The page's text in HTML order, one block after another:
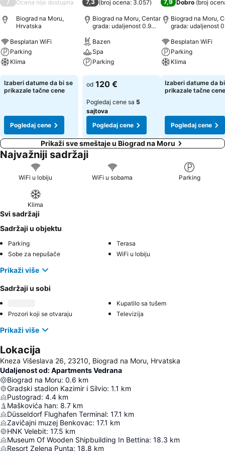
/ Ocena nije dostupna
Biograd na Moru,
Hrvatska
Besplatan WiFi
Parking
Klima
Pogledaj cene
Izaberi datume da bi se
prikazale tačne cene
Pogledaj cene
7,3 (broj ocena: 3.057)
Biograd na Moru, Centar
grada: udaljenost 0.9
Bazen
Spa
Parking
Pogledaj cene
od 120 €
Pogledaj cene sa 5
sajtova
Pogledaj cene
7,9 Dobro (broj
Biograd na Moru,
grada: udaljenost
Besplatan WiFi
Parking
Klima
Pogledaj cene
Izaberi datume da
prikazale tačne cene
Pogledaj cene
Prikaži sve smeštaje u Biograd na Moru
Najvažniji sadržaji
WiFi u lobiju WiFi u sobama Parking
Klima
Svi sadržaji
Sadržaji u objektu
Parking
Terasa
Sobe za nepušače
WiFi u lobiju
Prikaži više
Sadržaji u sobi
Kupatilo sa tušem
Prozori koji se otvaraju
Televizija
Prikaži više
Lokacija
Kneza Višeslava 26, 23210, Biograd na Moru, Hrvatska
Udaljenost od: Apartments Vedrana
Biograd na Moru: 0.6 km
Gradski stadion Kazimir i Silvio: 1.1 km
Pustograd: 4.4 km
Maškovića han: 8.7 km
Düsseldorf Flughafen Terminal: 17.1 km
Zavičajni muzej Benkovac: 17.1 km
HNK Velebit: 17.5 km
Museum Of Wooden Shipbuilding In Bettina: 18.3 km
Resort Zelena Punta: 18.8 km